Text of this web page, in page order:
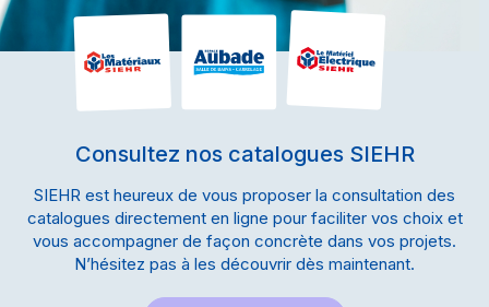
Consultez nos catalogues SIEHR
SIEHR est heureux de vous proposer la consultation des
catalogues directement en ligne pour faciliter vos choix et
vous accompagner de façon concrète dans vos projets.
N’hésitez pas à les découvrir dès maintenant.